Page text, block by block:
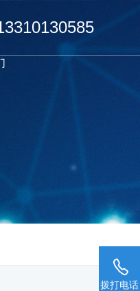
拨打电话